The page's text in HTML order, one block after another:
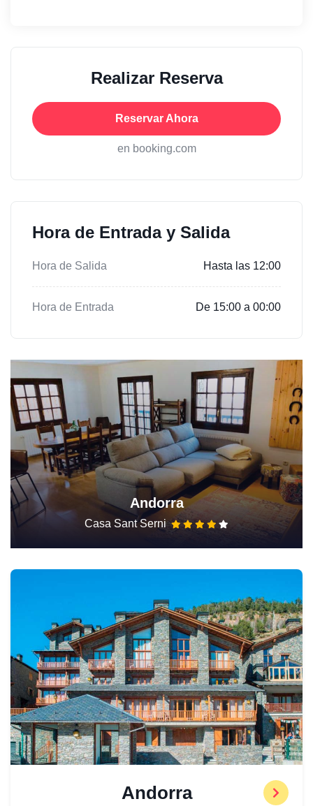
Realizar Reserva
Reservar Ahora
en booking.com
Hora de Entrada y Salida
Hora de Salida Hasta las 12:00
Hora de Entrada De 15:00 a 00:00
Andorra
Casa Sant Serni
Andorra